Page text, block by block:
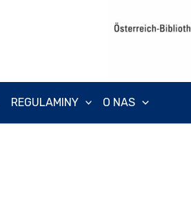
REGULAMINY O NAS